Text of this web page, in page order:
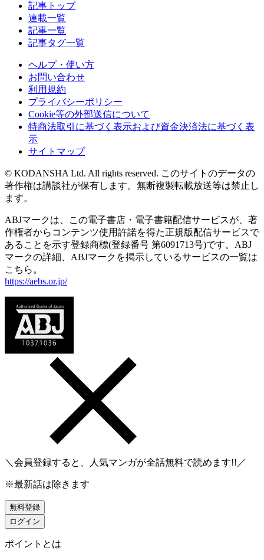
記事トップ
連載一覧
記事一覧
記事タグ一覧
ヘルプ・使い方
お問い合わせ
利用規約
プライバシーポリシー
Cookie等の外部送信について
特商法取引に基づく表示および資金決済法に基づく表
示
サイトマップ
© KODANSHA Ltd. All rights reserved. このサイトのデータの
著作権は講談社が保有します。無断複製転載放送等は禁止し
ます。
ABJマークは、この電子書店・電子書籍配信サービスが、著
作権者からコンテンツ使用許諾を得た正規版配信サービスで
あることを示す登録商標(登録番号 第6091713号)です。ABJ
マークの詳細、ABJマークを掲示しているサービスの一覧は
こちら。
https://aebs.or.jp/
＼会員登録すると、人気マンガが全話無料で読めます!!／
※最新話は除きます
無料登録
ログイン
ポイントとは